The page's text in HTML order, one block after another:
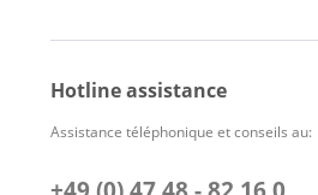
Hotline assistance
Assistance téléphonique et conseils au: